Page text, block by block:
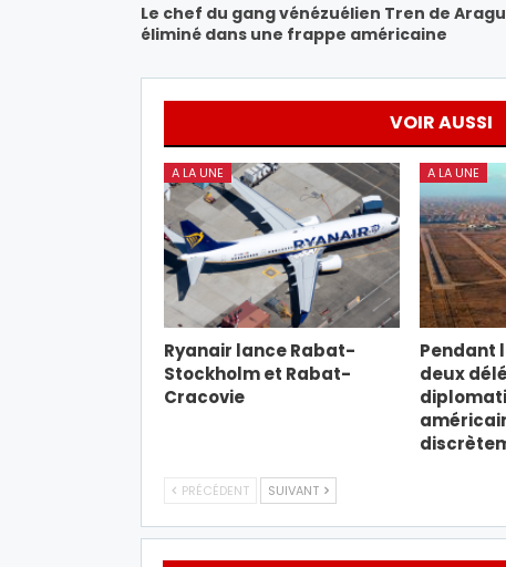
Le chef du gang vénézuélien Tren de
éliminé dans une frappe américaine
VOIR AUSSI
A LA UNE
Ryanair lance Rabat-
Stockholm et Rabat-
Cracovie
A LA UNE
Pendant
deux
PRÉCÉDENT SUIVANT